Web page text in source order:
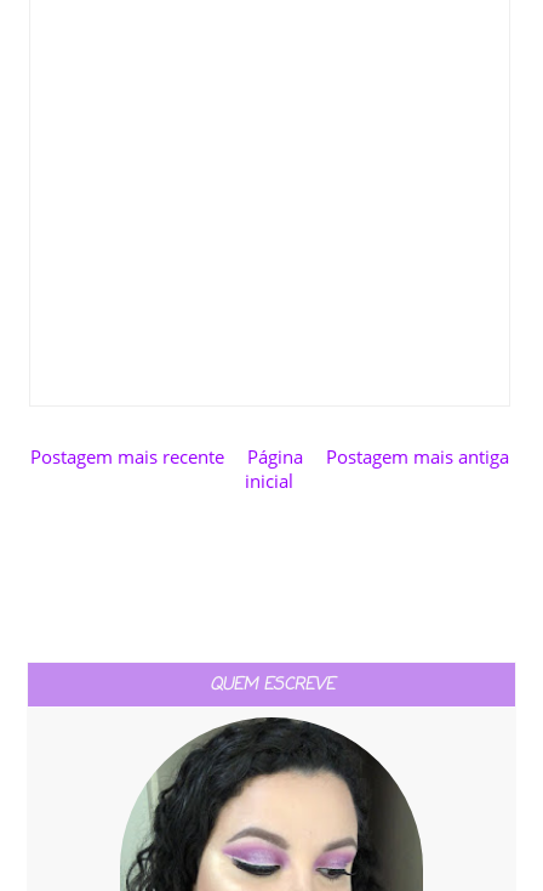
Postagem mais recente Postagem mais antiga
Página
inicial
QUEM ESCREVE